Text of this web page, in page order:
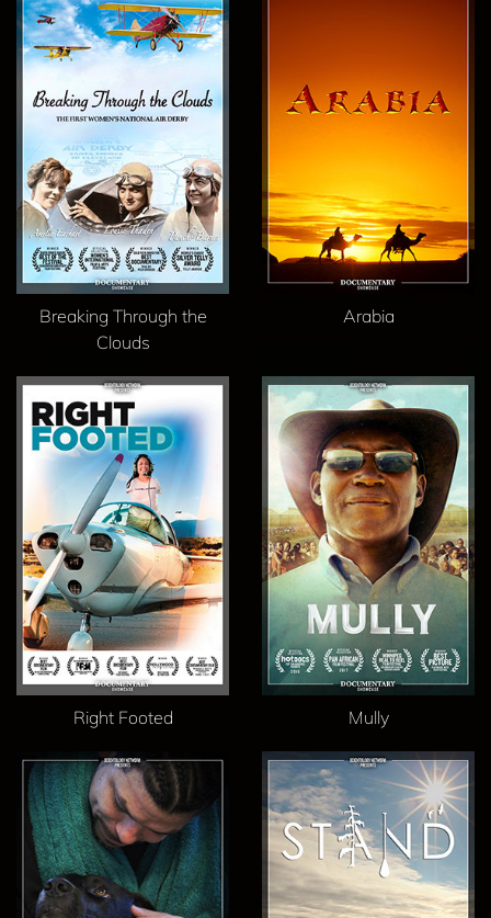
Breaking Through the
Clouds
Arabia
Right Footed Mully